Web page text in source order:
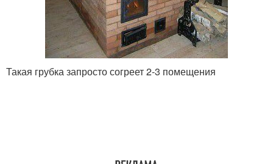
Такая грубка запросто согреет 2-3 помещения